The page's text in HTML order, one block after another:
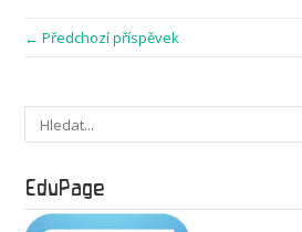
← Předchozí příspěvek
EduPage